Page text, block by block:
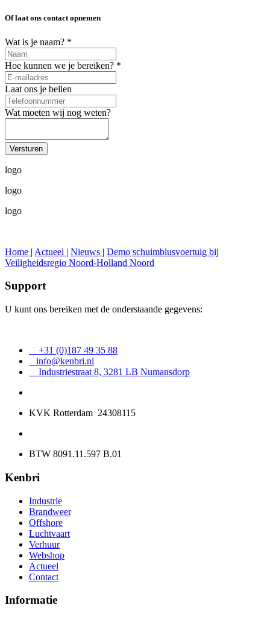
Of laat ons contact opnemen
Wat is je naam? *
Hoe kunnen we je bereiken? *
Laat ons je bellen
Wat moeten wij nog weten?
logo
logo
logo
Home | Actueel | Nieuws | Demo schuimblusvoertuig bij
Veiligheidsregio Noord-Holland Noord
Support
U kunt ons bereiken met de onderstaande gegevens:
+31 (0)187 49 35 88
info@kenbri.nl
Industriestraat 8, 3281 LB Numansdorp
KVK Rotterdam 24308115
BTW 8091.11.597 B.01
Kenbri
Industrie
Brandweer
Offshore
Luchtvaart
Verhuur
Webshop
Actueel
Contact
Informatie